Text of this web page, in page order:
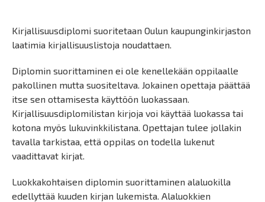
Kirjallisuusdiplomi suoritetaan Oulun kaupunginkirjaston
laatimia kirjallisuuslistoja noudattaen.
Diplomin suorittaminen ei ole kenellekään oppilaalle
pakollinen mutta suositeltava. Jokainen opettaja päättää
itse sen ottamisesta käyttöön luokassaan.
Kirjallisuusdiplomilistan kirjoja voi käyttää luokassa tai
kotona myös lukuvinkkilistana. Opettajan tulee jollakin
tavalla tarkistaa, että oppilas on todella lukenut
vaadittavat kirjat.
Luokkakohtaisen diplomin suorittaminen alaluokilla
edellyttää kuuden kirjan lukemista. Alaluokkien